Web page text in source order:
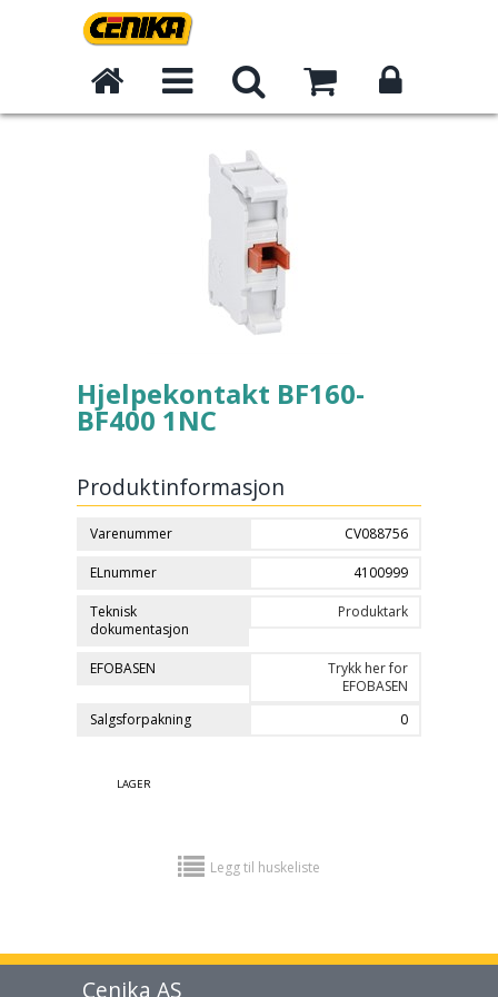
Hjelpekontakt BF160-
BF400 1NC
Produktinformasjon
Varenummer CV088756
ELnummer 4100999
Teknisk
dokumentasjon
Produktark
EFOBASEN
Trykk her for
EFOBASEN
Salgsforpakning
0
LAGER
Legg til huskeliste
Cenika AS